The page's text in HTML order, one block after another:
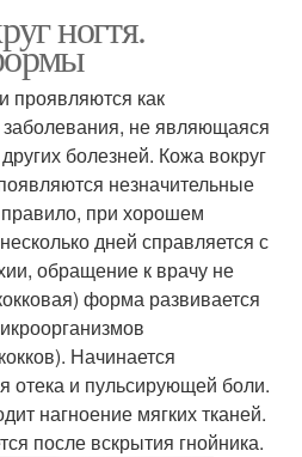
ногтя.
проявляются как
не являющаяся
болезней. Кожа вокруг
незначительные
при хорошем
дней справляется с
обращение к врачу не
форма развивается
Начинается
отека и пульсирующей боли.
нагноение мягких тканей.
после вскрытия гнойника.